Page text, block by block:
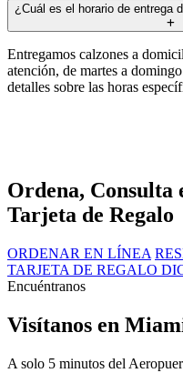
¿Cuál es el horario de entrega
Entregamos calzones a
atención, de martes a
detalles sobre las horas
Ordena, Consulta
Tarjeta de Regalo
ORDENAR EN LÍNEA
TARJETA DE REGALO
Encuéntranos
Visítanos en
A solo 5 minutos del